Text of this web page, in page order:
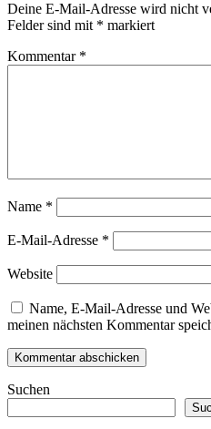
Deine E-Mail-Adresse wird nicht
Felder sind mit * markiert
Kommentar *
Name *
E-Mail-Adresse *
Website
Name, E-Mail-Adresse und
meinen nächsten Kommentar
Suchen